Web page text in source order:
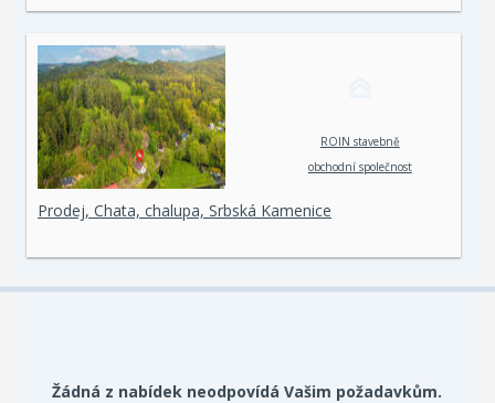
ROIN stavebně
obchodní společnost
Prodej, Chata, chalupa, Srbská Kamenice
Žádná z nabídek neodpovídá Vašim požadavkům.